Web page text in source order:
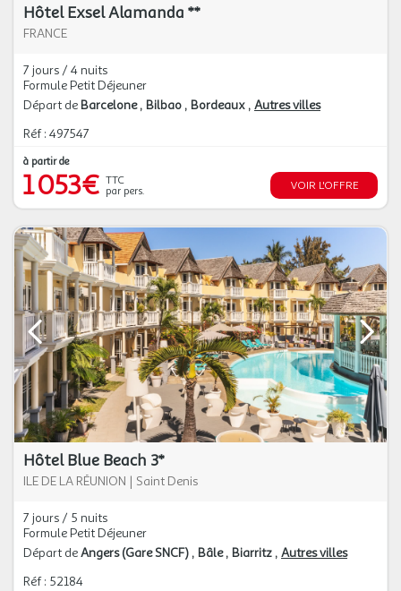
Hôtel Exsel Alamanda **
FRANCE
7 jours / 4 nuits
Formule Petit Déjeuner
Départ de Barcelone Bilbao Bordeaux Autres villes
Réf : 497547
à partir de
1 053€ TTC
par pers.
VOIR L'OFFRE
Hôtel Blue Beach 3*
ILE DE LA RÉUNION | Saint Denis
7 jours / 5 nuits
Formule Petit Déjeuner
Départ deAngers (Gare SNCF) Bâle Biarritz Autres villes
Réf : 52184